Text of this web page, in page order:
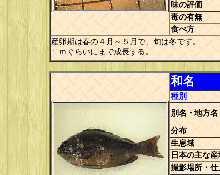
味の評価
毒の有無
食べ方
産卵期は春の４月～５月で、旬は冬です。
１ｍぐらいにまで成長する。
和名
種別
別名・地方名
分布
生息域
日本の主な産
撮影場所・仕